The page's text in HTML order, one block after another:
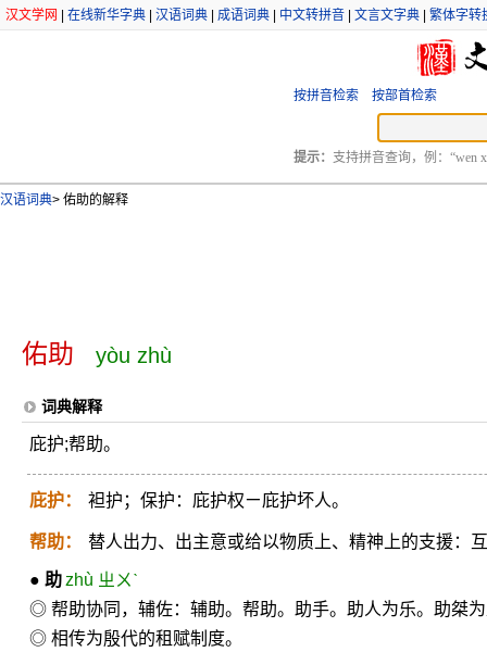
汉文学网 在线新华字典 汉语词典 成语词典 中文转拼音 文言文字典 繁体字转
按拼音检索 按部首检索
提示： 支持拼音查询，例：“wen
汉语词典> 佑助的解释
佑助 yòu zhù
词典解释
庇护;帮助。
庇护： 袒护；保护：庇护权ㄧ庇护坏人。
帮助： 替人出力、出主意或给以物质上、精神上的支援：
● 助zhù ㄓㄨˋ
◎ 帮助协同，辅佐：辅助。帮助。助手。助人为乐。助桀
◎ 相传为殷代的租赋制度。